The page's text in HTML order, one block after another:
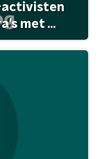
met ...